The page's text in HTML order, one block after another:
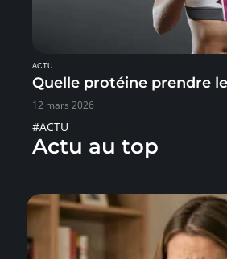
ACTU
Quelle protéine prendre
12 mars 2026
#ACTU
Actu au top